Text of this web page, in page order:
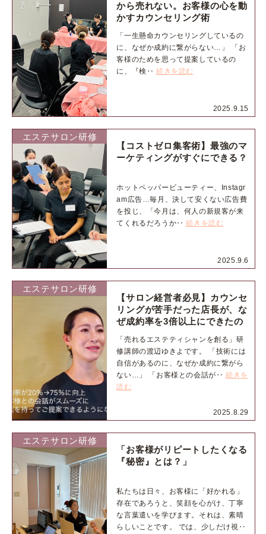
2025.9.15
から売れない。お客様の心を動
かすカウンセリング術
「一生懸命カウンセリングしているの
に、なぜか成約に繋がらない…」 「お
客様のためを思って提案しているの
に、『検‥続きを読む
エステサロン研修
2025.9.6
【コストゼロ集客術】最強のマ
ーケティングがすぐにできる？
ホットペッパービューティー、Instagr
am広告…毎月、決して安くない広告費
を投じ、「今月は、何人の新規客が来
てくれるだろうか‥続きを読む
エステサロン研修
2025.8.29
【サロン経営者必見】カウンセ
リングが苦手だった店長が、な
ぜ成約率を3倍以上にできたの
「売れるエステティシャンを創る」研
修講師の渡辺ゆきよです。 「技術には
自信があるのに、なぜか成約に繋がら
ない…」 「お客様との会話が‥続きを
読む
エステサロン研修
「お客様がリピートしたくなる
『秘密』とは？」
私たちは日々、お客様に「好かれる」
存在であろうと、笑顔を心がけ、丁寧
な言葉遣いを学びます。それは、素晴
らしいことです。 では、少しだけ視‥